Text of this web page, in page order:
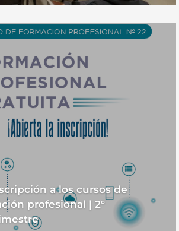
a los cursos de
profesional | 2°